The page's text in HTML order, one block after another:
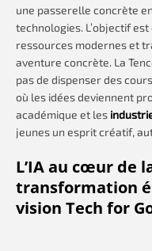
une passerelle concrète
technologies. L’objectif
ressources modernes et
aventure concrète. La
pas de dispenser des
où les idées deviennent
académique et les
jeunes un esprit créatif,
L’IAau cœur de
transformation
vision Tech for